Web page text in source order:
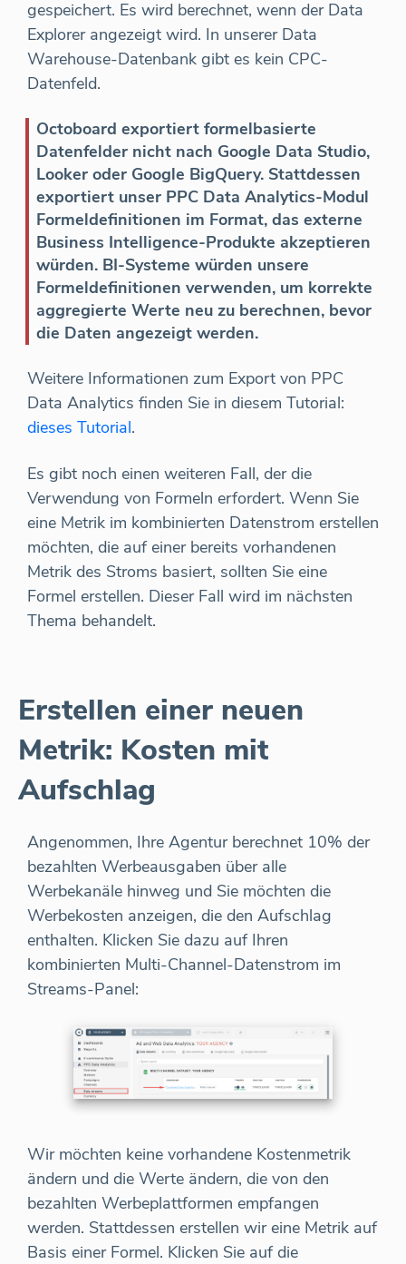
gespeichert. Es wird berechnet, wenn der Data
Explorer angezeigt wird. In unserer Data
Warehouse-Datenbank gibt es kein CPC-
Datenfeld.
Octoboard exportiert formelbasierte
Datenfelder nicht nach Google Data Studio,
Looker oder Google BigQuery. Stattdessen
exportiert unser PPC Data Analytics-Modul
Formeldefinitionen im Format, das externe
Business Intelligence-Produkte akzeptieren
würden. BI-Systeme würden unsere
Formeldefinitionen verwenden, um korrekte
aggregierte Werte neu zu berechnen, bevor
die Daten angezeigt werden.
Weitere Informationen zum Export von PPC
Data Analytics finden Sie in diesem Tutorial:
dieses Tutorial.
Es gibt noch einen weiteren Fall, der die
Verwendung von Formeln erfordert. Wenn Sie
eine Metrik im kombinierten Datenstrom erstellen
möchten, die auf einer bereits vorhandenen
Metrik des Stroms basiert, sollten Sie eine
Formel erstellen. Dieser Fall wird im nächsten
Thema behandelt.
Erstellen einer neuen
Metrik: Kosten mit
Aufschlag
Angenommen, Ihre Agentur berechnet 10% der
bezahlten Werbeausgaben über alle
Werbekanäle hinweg und Sie möchten die
Werbekosten anzeigen, die den Aufschlag
enthalten. Klicken Sie dazu auf Ihren
kombinierten Multi-Channel-Datenstrom im
Streams-Panel:
Wir möchten keine vorhandene Kostenmetrik
ändern und die Werte ändern, die von den
bezahlten Werbeplattformen empfangen
werden. Stattdessen erstellen wir eine Metrik auf
Basis einer Formel. Klicken Sie auf die